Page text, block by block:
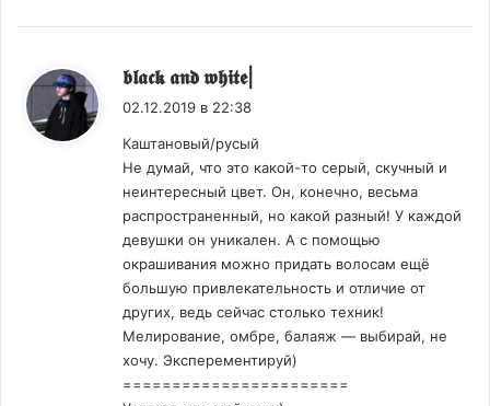
𝖇𝖑𝖆𝖈𝖐 𝖆𝖓𝖉 𝖜𝖍𝖎𝖙𝖊|
02.12.2019 в 22:38
Каштановый/русый
Не думай, что это какой-то серый, скучный и
неинтересный цвет. Он, конечно, весьма
распространенный, но какой разный! У каждой
девушки он уникален. А с помощью
окрашивания можно придать волосам ещё
большую привлекательность и отличие от
других, ведь сейчас столько техник!
Мелирование, омбре, балаяж — выбирай, не
хочу. Эксперементируй)
=======================